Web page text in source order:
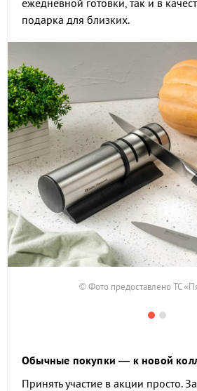
ежедневной готовки, так и в
подарка для близких.
© Фото предоставлено ТС
Обычные покупки — к новой
Принять участие в акции просто.